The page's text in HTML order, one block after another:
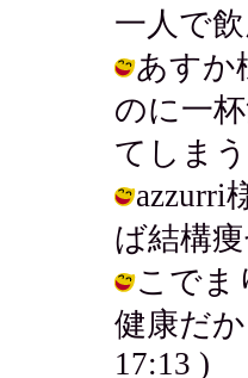
一人で
あすか
のに一
てしま
azzurri
ば結構
こでま
健康だ
17:13 )